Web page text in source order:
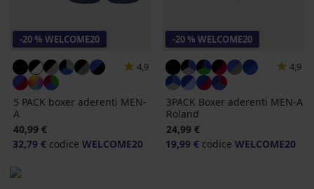
-20 % WELCOME20
4,9
5 PACK boxer aderenti MEN-
A
40,99 €
32,79 € codice WELCOME20
-20 % WELCOME20
4,9
3PACK Boxer aderenti MEN-A
Roland
24,99 €
19,99 € codice WELCOME20